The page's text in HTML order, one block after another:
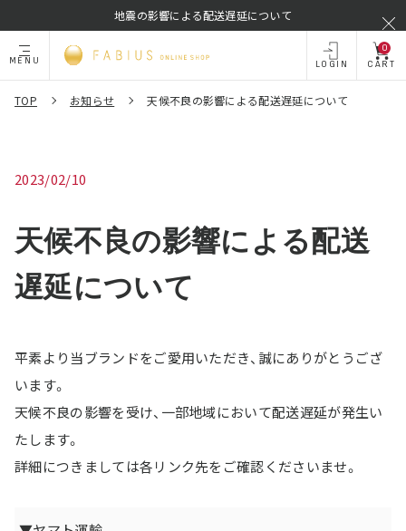
地震の影響による配送遅延について
MENU LOGIN
0
CART
TOP お知らせ 天候不良の影響による配送遅延について
2023/02/10
天候不良の影響による配送
遅延について
平素より当ブランドをご愛用いただき、誠にありがとうござ
います。
天候不良の影響を受け、一部地域において配送遅延が発生い
たします。
詳細につきましては各リンク先をご確認くださいませ。